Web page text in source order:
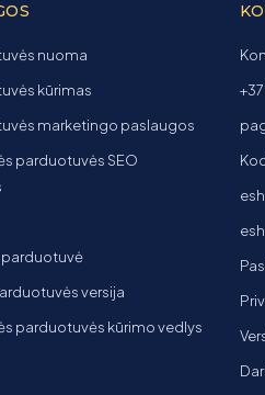
nuoma
kūrimas
marketingo paslaugos
parduotuvės SEO
versija
parduotuvės kūrimo vedlys